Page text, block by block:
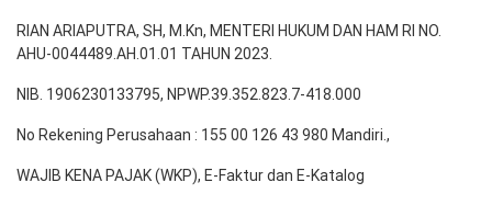
RIAN ARIAPUTRA, SH, M.Kn, MENTERI HUKUM DAN HAM RI NO.
AHU-0044489.AH.01.01 TAHUN 2023.
NIB. 1906230133795, NPWP.39.352.823.7-418.000
No Rekening Perusahaan : 155 00 126 43 980 Mandiri.,
WAJIB KENA PAJAK (WKP), E-Faktur dan E-Katalog